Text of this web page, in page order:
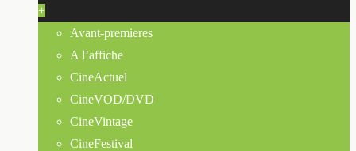
+
Avant-premieres
A l’affiche
CineActuel
CineVOD/DVD
CineVintage
CineFestival